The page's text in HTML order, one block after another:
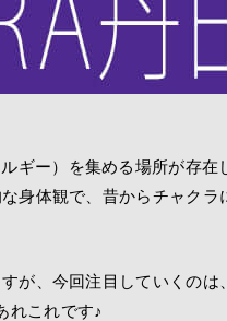
ギー）を集める場所が存在
身体観で、昔からチャク
が、今回注目していくの
れこれです♪